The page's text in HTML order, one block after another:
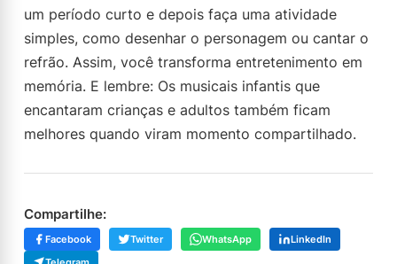
um período curto e depois faça uma atividade
simples, como desenhar o personagem ou cantar o
refrão. Assim, você transforma entretenimento em
memória. E lembre: Os musicais infantis que
encantaram crianças e adultos também ficam
melhores quando viram momento compartilhado.
Compartilhe:
Facebook Twitter WhatsApp
LinkedIn